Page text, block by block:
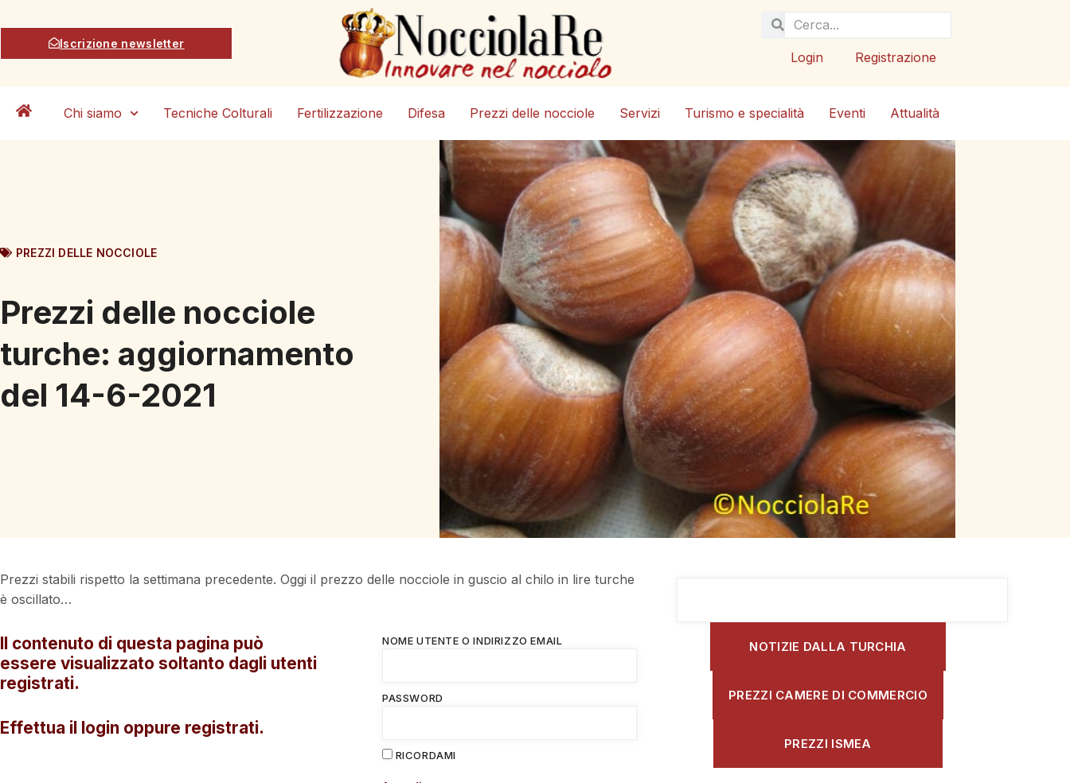
Iscrizione newsletter
Login Registrazione
Chi siamo Tecniche Colturali Fertilizzazione Difesa Prezzi delle nocciole Servizi Turismo e specialità Eventi Attualità
PREZZI DELLE NOCCIOLE
Prezzi delle nocciole
turche: aggiornamento
del 14-6-2021
Prezzi stabili rispetto la settimana precedente. Oggi il prezzo delle nocciole in guscio al chilo in lire turche
è oscillato…
Il contenuto di questa pagina può
essere visualizzato soltanto dagli utenti
registrati.
Effettua il login oppure registrati.
NOME UTENTE O INDIRIZZO EMAIL
PASSWORD
RICORDAMI
NOTIZIE DALLA TURCHIA
PREZZI CAMERE DI COMMERCIO
PREZZI ISMEA